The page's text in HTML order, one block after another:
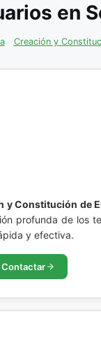
en
Creación y
y Constitución de
profunda de los
y efectiva.
Contactar